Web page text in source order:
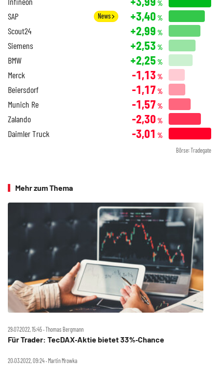
%
SAP News +3,40 %
Scout24 +2,99 %
Siemens +2,53 %
BMW +2,25 %
Merck -1,13 %
Beiersdorf -1,17 %
Munich Re -1,57 %
Zalando -2,30 %
Daimler Truck -3,01 %
Börse: Tradegate
Mehr zum Thema
29.07.2022, 15:45 ‧ Thomas Bergmann
Für Trader: TecDAX‑Aktie bietet 33%‑Chance
20.03.2022, 09:24 ‧ Martin Mrowka